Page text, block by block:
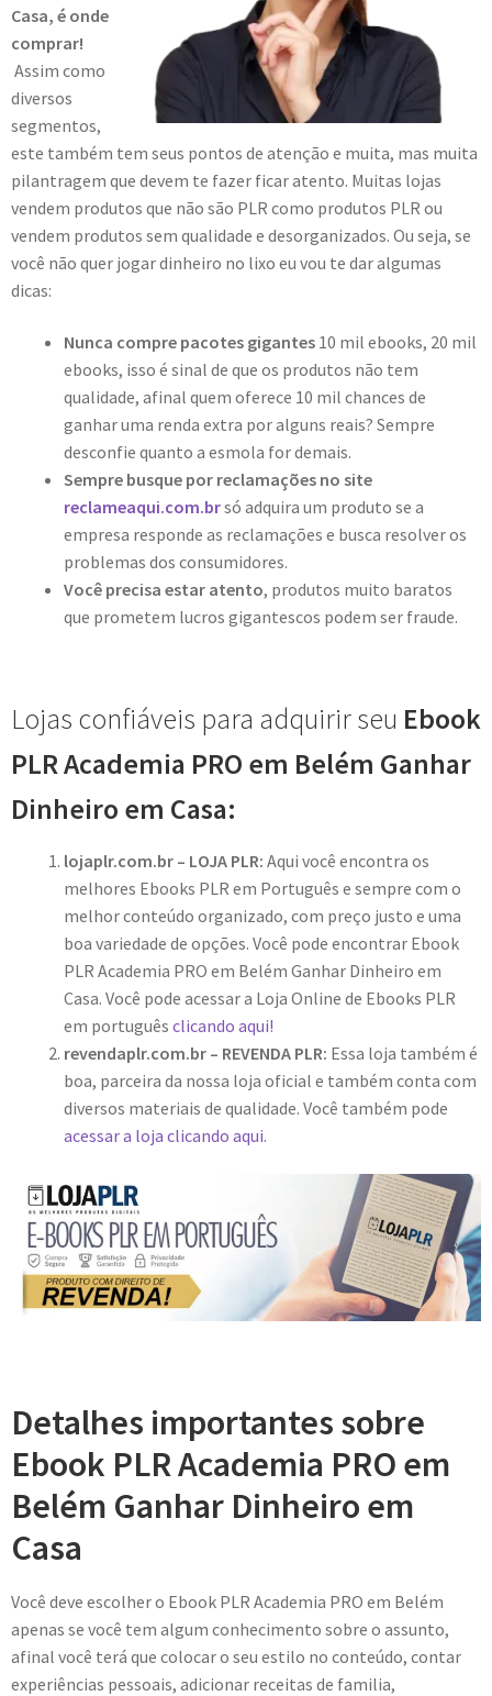
Casa, é onde
comprar!
Assim como
diversos
segmentos,
este também tem seus pontos de atenção e muita, mas muita
pilantragem que devem te fazer ficar atento. Muitas lojas
vendem produtos que não são PLR como produtos PLR ou
vendem produtos sem qualidade e desorganizados. Ou seja, se
você não quer jogar dinheiro no lixo eu vou te dar algumas
dicas:
Nunca compre pacotes gigantes 10 mil ebooks, 20 mil
ebooks, isso é sinal de que os produtos não tem
qualidade, afinal quem oferece 10 mil chances de
ganhar uma renda extra por alguns reais? Sempre
desconfie quanto a esmola for demais.
Sempre busque por reclamações no site
reclameaqui.com.brsó adquira um produto se a
empresa responde as reclamações e busca resolver os
problemas dos consumidores.
Você precisa estar atento, produtos muito baratos
que prometem lucros gigantescos podem ser fraude.
Lojas confiáveis para adquirir seu Ebook
PLR Academia PRO em Belém Ganhar
Dinheiro em Casa:
lojaplr.com.br – LOJA PLR: Aqui você encontra os
melhores Ebooks PLR em Português e sempre com o
melhor conteúdo organizado, com preço justo e uma
boa variedade de opções. Você pode encontrar Ebook
PLR Academia PRO em Belém Ganhar Dinheiro em
Casa. Você pode acessar a Loja Online de Ebooks PLR
em português clicando aqui!
revendaplr.com.br – REVENDA PLR: Essa loja também é
boa, parceira da nossa loja oficial e também conta com
diversos materiais de qualidade. Você também pode
acessar a loja clicando aqui.
Detalhes importantes sobre
Ebook PLR Academia PRO em
Belém Ganhar Dinheiro em
Casa
Você deve escolher o Ebook PLR Academia PRO em Belém
apenas se você tem algum conhecimento sobre o assunto,
afinal você terá que colocar o seu estilo no conteúdo, contar
experiências pessoais, adicionar receitas de familia,